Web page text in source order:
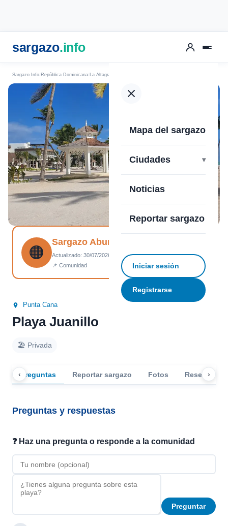
sargazo.info
Mapa del sargazo
Ciudades
Noticias
Reportar sargazo
Iniciar sesión
Registrarse
Sargazo Info República Dominicana La Altagracia
🟠
Sargazo Abundante
Actualizado: 30/07/2026 01:44
📌 Comunidad
Punta Cana
Playa Juanillo
🏖️ Privada
‹ Preguntas Reportar sargazo Fotos Reseñas
›
Preguntas y respuestas
❓ Haz una pregunta o responde a la comunidad
Preguntar